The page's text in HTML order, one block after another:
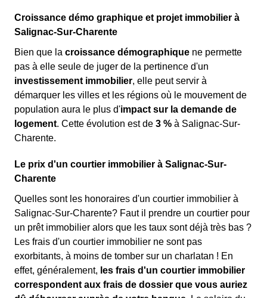
Croissance démo graphique et projet immobilier à
Salignac-Sur-Charente
Bien que la croissance démographique ne permette
pas à elle seule de juger de la pertinence d'un
investissement immobilier, elle peut servir à
démarquer les villes et les régions où le mouvement de
population aura le plus d'impact sur la demande de
logement. Cette évolution est de 3 % à Salignac-Sur-
Charente.
Le prix d'un courtier immobilier à Salignac-Sur-
Charente
Quelles sont les honoraires d'un courtier immobilier à
Salignac-Sur-Charente? Faut il prendre un courtier pour
un prêt immobilier alors que les taux sont déjà très bas ?
Les frais d'un courtier immobilier ne sont pas
exorbitants, à moins de tomber sur un charlatan ! En
effet, généralement, les frais d'un courtier immobilier
correspondent aux frais de dossier que vous auriez